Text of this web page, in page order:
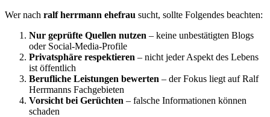
Wer nach ralf herrmann ehefrau sucht, sollte Folgendes beachten:
Nur geprüfte Quellen nutzen – keine unbestätigten Blogs
oder Social-Media-Profile
Privatsphäre respektieren – nicht jeder Aspekt des Lebens
ist öffentlich
Berufliche Leistungen bewerten – der Fokus liegt auf Ralf
Herrmanns Fachgebieten
Vorsicht bei Gerüchten – falsche Informationen können
schaden